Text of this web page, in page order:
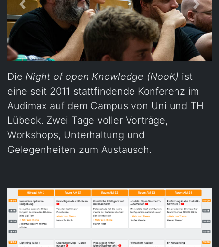
Zurück Weiter
Die Night of open Knowledge (NooK) ist
eine seit 2011 stattfindende Konferenz im
Audimax auf dem Campus von Uni und TH
Lübeck. Zwei Tage voller Vorträge,
Workshops, Unterhaltung und
Gelegenheiten zum Austausch.